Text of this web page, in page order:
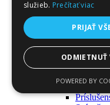
Monitory
Nástroje
Príruby
služieb. Prečítať viac
PRIJAŤ
ODMIETNUŤ
POWERED BY